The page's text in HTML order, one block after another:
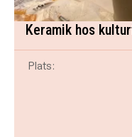
Keramik hos
Plats: